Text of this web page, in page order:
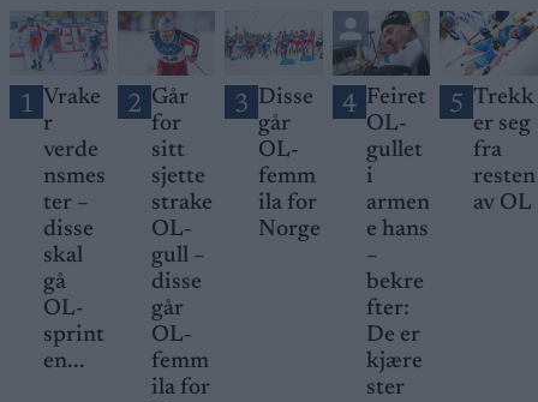
1 Vrake
r
verde
nsmes
ter –
disse
skal
gå
OL-
sprint
en...
2 Går
for
sitt
sjette
strake
OL-
gull –
disse
går
OL-
femm
ila for
3 Disse
går
OL-
femm
ila for
Norge
4 Feiret
OL-
gullet
i
armen
e hans
–
bekre
fter:
De er
kjære
ster
5 Trekk
er seg
fra
resten
av OL